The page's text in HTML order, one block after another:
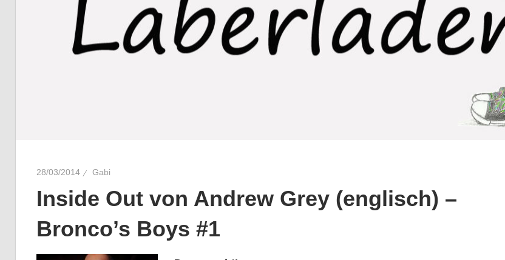
28/03/2014 Gabi
Inside Out von Andrew Grey (englisch) –
Bronco’s Boys #1